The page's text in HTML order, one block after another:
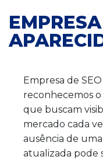
Empresa de
reconhecemos
que buscam
mercado cada
ausência de
atualizada pode